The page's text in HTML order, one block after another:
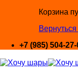
Корзина
+7 (985) 504-